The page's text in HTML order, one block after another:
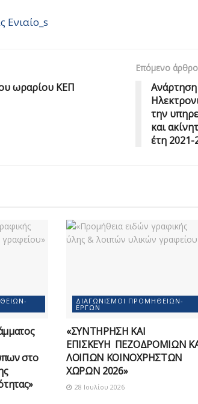
ωραρίου ΚΕΠ
Επόμενο άρθρο
την
και
έτη 2021-
στο
ΔΙΑΓΩΝΙΣΜΟΊ ΠΡΟΜΗΘΕΙΏΝ-
ΈΡΓΩΝ
«ΣΥΝΤΗΡΗΣΗ ΚΑΙ
ΕΠΙΣΚΕΥΗ ΠΕΖΟΔΡΟΜΙΩΝ
ΛΟΙΠΩΝ ΚΟΙΝΟΧΡΗΣΤΩΝ
ΧΩΡΩΝ 2026»
28 Ιουλίου 2026